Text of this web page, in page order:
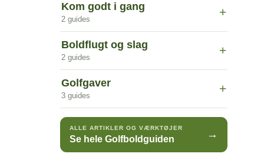
Kom godt i gang
2 guides
+
Boldflugt og slag
2 guides
+
Golfgaver
3 guides
+
ALLE ARTIKLER OG VÆRKTØJER
Se hele Golfboldguiden →